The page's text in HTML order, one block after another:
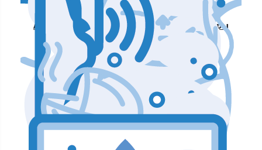
Аппараты для массажа и коррекции фигуры
Аппараты для лазерных процедур
Уход и подтяжка кожи лица